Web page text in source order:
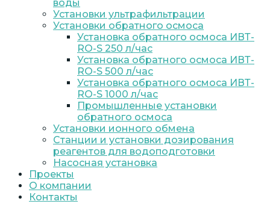
воды
Установки ультрафильтрации
Установки обратного осмоса
Установка обратного осмоса ИВТ-
RO-S 250 л/час
Установка обратного осмоса ИВТ-
RO-S 500 л/час
Установка обратного осмоса ИВТ-
RO-S 1000 л/час
Промышленные установки
обратного осмоса
Установки ионного обмена
Станции и установки дозирования
реагентов для водоподготовки
Насосная установка
Проекты
О компании
Контакты